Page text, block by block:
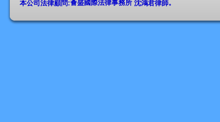
本公司法律顧問:薈盛國際法律事務所 沈鴻君律師。